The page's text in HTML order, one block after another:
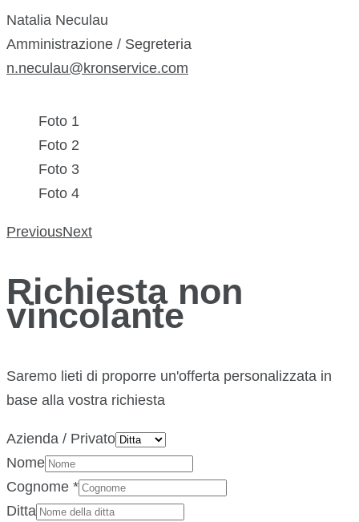
Natalia Neculau
Amministrazione / Segreteria
n.neculau@kronservice.com
Foto 1
Foto 2
Foto 3
Foto 4
PreviousNext
Richiesta non
vincolante
Saremo lieti di proporre un'offerta personalizzata in
base alla vostra richiesta
Azienda / Privato
Nome
Cognome *
Ditta